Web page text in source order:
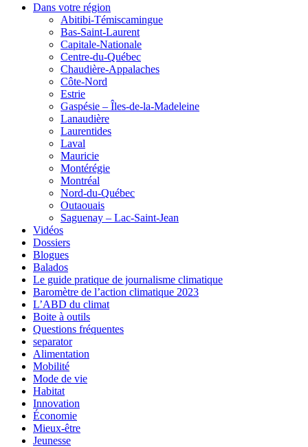
Dans votre région
Abitibi-Témiscamingue
Bas-Saint-Laurent
Capitale-Nationale
Centre-du-Québec
Chaudière-Appalaches
Côte-Nord
Estrie
Gaspésie – Îles-de-la-Madeleine
Lanaudière
Laurentides
Laval
Mauricie
Montérégie
Montréal
Nord-du-Québec
Outaouais
Saguenay – Lac-Saint-Jean
Vidéos
Dossiers
Blogues
Balados
Le guide pratique de journalisme climatique
Baromètre de l’action climatique 2023
L’ABD du climat
Boite à outils
Questions fréquentes
separator
Alimentation
Mobilité
Mode de vie
Habitat
Innovation
Économie
Mieux-être
Jeunesse